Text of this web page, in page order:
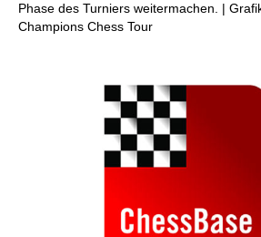
Phase des Turniers weitermachen. |
Champions Chess Tour